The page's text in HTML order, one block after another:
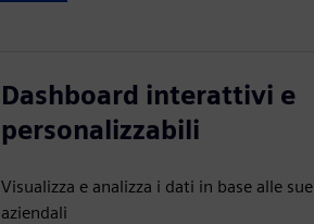
Dashboard interattivi e
personalizzabili
Visualizza e analizza i dati in base alle
aziendali